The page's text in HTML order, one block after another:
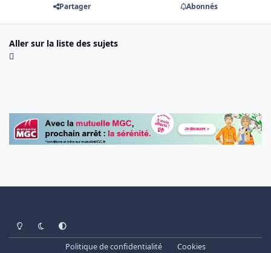
Partager Abonnés
Aller sur la liste des sujets
Light ModeDark ModeSystem Preference
Politique de confidentialité Cookies